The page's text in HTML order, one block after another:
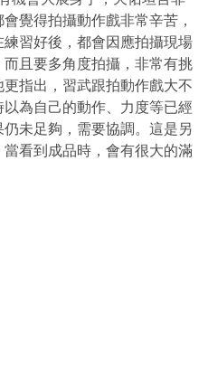
覺得拍攝動作戲非常辛苦，
習好後，都會因應拍攝現場
且要多角度拍攝，非常有挑
指出，習武跟拍動作戲大不
為自己的動作、力度等已經
未足夠，需要協調。這是另
看到成品時，會有很大的滿